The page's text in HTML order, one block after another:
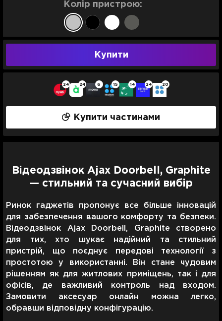
Колір пристрою:
Купити
Купити частинами
24 24 6 15 14 24 20
Відеодзвінок Ajax Doorbell, Graphite
— стильний та сучасний вибір
Ринок гаджетів пропонує все більше інновацій
для забезпечення вашого комфорту та безпеки.
Відеодзвінок Ajax Doorbell, Graphite створено
для тих, хто шукає надійний та стильний
пристрій, що поєднує передові технології з
простотою у використанні. Він стане чудовим
рішенням як для житлових приміщень, так і для
офісів, де важливий контроль над входом.
Замовити аксесуар онлайн можна легко,
обравши відповідну конфігурацію.